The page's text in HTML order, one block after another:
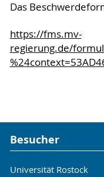
Das
https://fms.mv-
regierung.de/
Besucher
Universität Rostock